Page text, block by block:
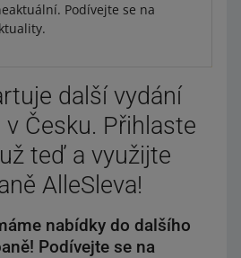
Podívejte se na
další vydání
Česku. Přihlaste
teď a využijte
AlleSleva!
nabídky do dalšího
Podívejte se na